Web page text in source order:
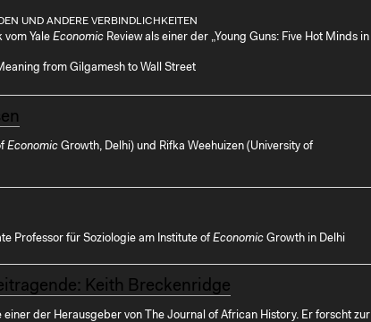
UND ANDERE VERBINDLICHKEITEN
vom Yale Economic Review als einer der „Young Guns: Five Hot Minds in
from Gilgamesh to Wall Street
Economic Growth, Delhi) und Rifka Weehuizen (University of
Professor für Soziologie am Institute of Economic Growth in Delhi
Keith Breckenridge
einer der Herausgeber von The Journal of African History. Er forscht zur